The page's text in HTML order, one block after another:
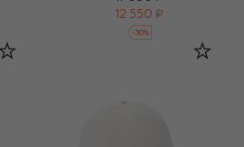
12 550 ₽
-30%